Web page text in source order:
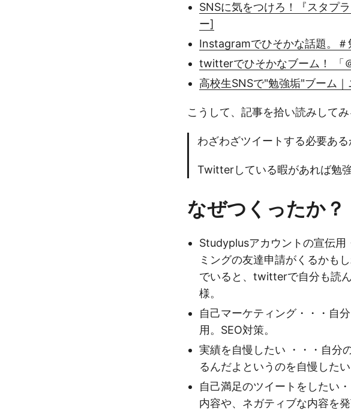
SNSに気をつけろ！『スタプ
ー]
Instagramでひそかな話題。
twitterでひそかなブーム！ 「
高校生SNSで"勉強垢"ブーム
こうして、記事を拾い読みして
わざわざツイートする必要ある
Twitterしている暇があれば勉強
なぜつくったか？
Studyplusアカウントの宣伝
ミングの友達申請がくるかも
でいると、twitterで自分も読
様。
自己マーケティング・・・自
用。SEO対策。
実績を自慢したい ・・・自分
るんだよというのを自慢した
自己満足のツイートをしたい
内容や、ネガティブな内容を